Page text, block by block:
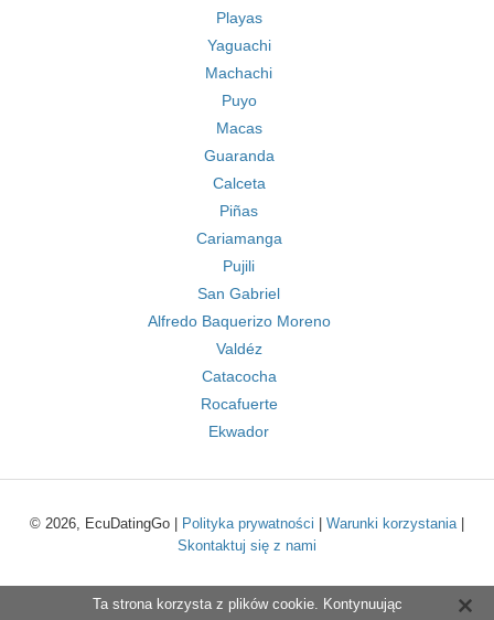
Playas
Yaguachi
Machachi
Puyo
Macas
Guaranda
Calceta
Piñas
Cariamanga
Pujili
San Gabriel
Alfredo Baquerizo Moreno
Valdéz
Catacocha
Rocafuerte
Ekwador
© 2026, EcuDatingGo | Polityka prywatności Warunki korzystania|
Skontaktuj się z nami
Ta strona korzysta z plików cookie. Kontynuując